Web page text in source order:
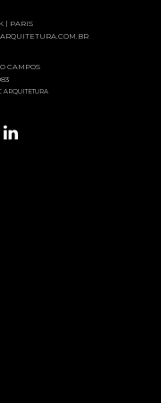
| PARIS
CAMPOS